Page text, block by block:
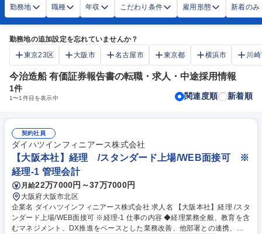
勤務地 職種 年収 こだわり条件 雇用形態 新着のみ
勤務地の追加設定を忘れていませんか？
東京23区
大阪市 名古屋市 東京都 横浜市 川
今治造船 有価証券報告書の転職・求人・中途採用情報
1件
1〜1 件目を表示中 関連度順 新着順
契約社員
ダイハツインフィニアース株式会社
【大阪本社】経理 /スタンダード上場/WEB面接可 ※
経理‐1 管理会計
月給22万7000円～37万7000円
大阪府大阪市北区
企業名 ダイハツインフィニアース株式会社 求人名 【大阪本社】経理 /スタ
ンダード上場/WEB面接可 ※経理‐1 仕事の内容 ◆経理業務全般、教育を含
むマネジメント、DX推進をベースとした業務改善、他部署との連携、子